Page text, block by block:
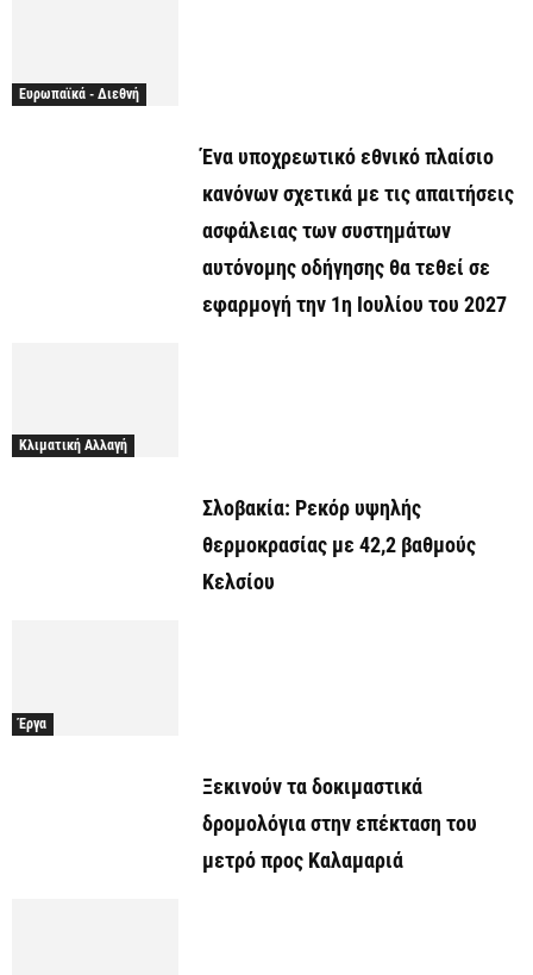
Ευρωπαϊκά - Διεθνή
Ένα υποχρεωτικό εθνικό πλαίσιο
κανόνων σχετικά με τις απαιτήσεις
ασφάλειας των συστημάτων
αυτόνομης οδήγησης θα τεθεί σε
εφαρμογή την 1η Ιουλίου του 2027
Κλιματική Αλλαγή
Σλοβακία: Ρεκόρ υψηλής
θερμοκρασίας με 42,2 βαθμούς
Κελσίου
Έργα
Ξεκινούν τα δοκιμαστικά
δρομολόγια στην επέκταση του
μετρό προς Καλαμαριά